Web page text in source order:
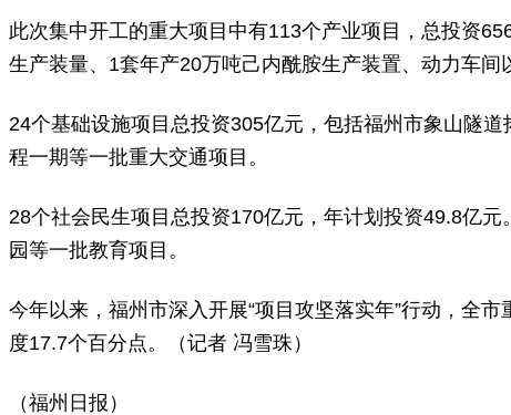
此次集中开工的重大项目中有113个产业项目，总投资
生产装量、1套年产20万吨己内酰胺生产装置、动力车
24个基础设施项目总投资305亿元，包括福州市象山隧
程一期等一批重大交通项目。
28个社会民生项目总投资170亿元，年计划投资49.8亿
园等一批教育项目。
今年以来，福州市深入开展“项目攻坚落实年”行动，全
度17.7个百分点。（记者 冯雪珠）
（福州日报）